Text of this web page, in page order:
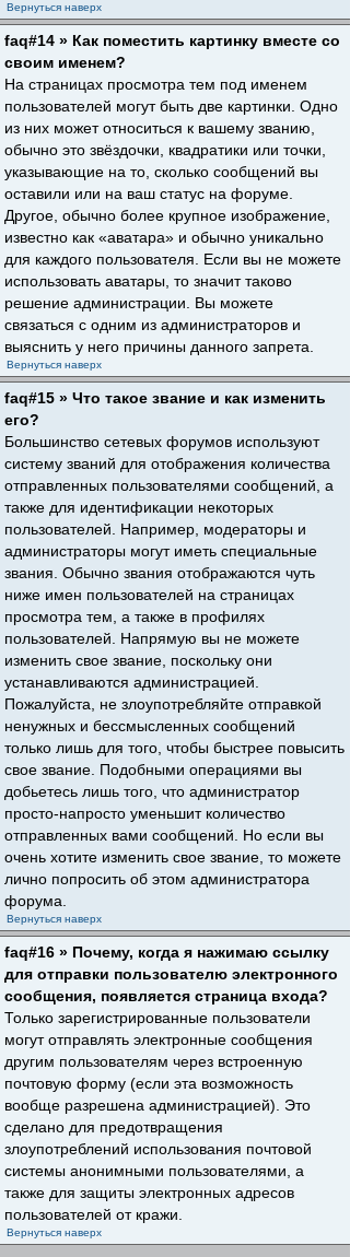
Вернуться наверх
faq#14 » Как поместить картинку вместе со
своим именем?
На страницах просмотра тем под именем
пользователей могут быть две картинки. Одно
из них может относиться к вашему званию,
обычно это звёздочки, квадратики или точки,
указывающие на то, сколько сообщений вы
оставили или на ваш статус на форуме.
Другое, обычно более крупное изображение,
известно как «аватара» и обычно уникально
для каждого пользователя. Если вы не можете
использовать аватары, то значит таково
решение администрации. Вы можете
связаться с одним из администраторов и
выяснить у него причины данного запрета.
Вернуться наверх
faq#15 » Что такое звание и как изменить
его?
Большинство сетевых форумов используют
систему званий для отображения количества
отправленных пользователями сообщений, а
также для идентификации некоторых
пользователей. Например, модераторы и
администраторы могут иметь специальные
звания. Обычно звания отображаются чуть
ниже имен пользователей на страницах
просмотра тем, а также в профилях
пользователей. Напрямую вы не можете
изменить свое звание, поскольку они
устанавливаются администрацией.
Пожалуйста, не злоупотребляйте отправкой
ненужных и бессмысленных сообщений
только лишь для того, чтобы быстрее повысить
свое звание. Подобными операциями вы
добьетесь лишь того, что администратор
просто-напросто уменьшит количество
отправленных вами сообщений. Но если вы
очень хотите изменить свое звание, то можете
лично попросить об этом администратора
форума.
Вернуться наверх
faq#16 » Почему, когда я нажимаю ссылку
для отправки пользователю электронного
сообщения, появляется страница входа?
Только зарегистрированные пользователи
могут отправлять электронные сообщения
другим пользователям через встроенную
почтовую форму (если эта возможность
вообще разрешена администрацией). Это
сделано для предотвращения
злоупотреблений использования почтовой
системы анонимными пользователями, а
также для защиты электронных адресов
пользователей от кражи.
Вернуться наверх